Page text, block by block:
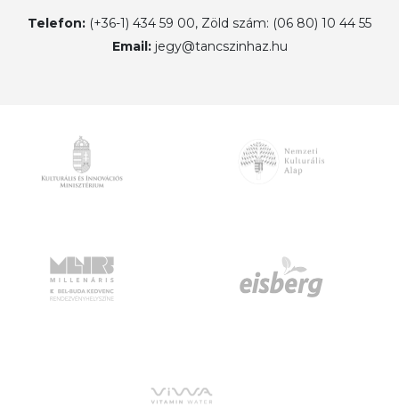
Telefon: (+36-1) 434 59 00, Zöld szám: (06 80) 10 44 55
Email: jegy@tancszinhaz.hu